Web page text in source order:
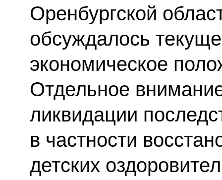
Оренбургской
обсуждалось
экономическое
Отдельное
ликвидации
в частности
детских